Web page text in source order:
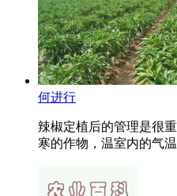
何进行
辣椒定植后的管理是很
寒的作物，温室内的气